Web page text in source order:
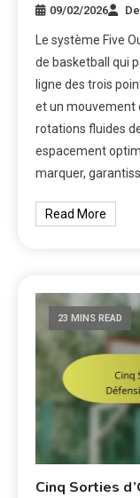
09/02/2026
Le système Five
de basketball qui
ligne des trois
et un mouvement
rotations fluides
espacement
marquer,
Read More
23 MINS READ
Cinq Sorties